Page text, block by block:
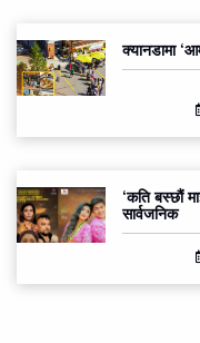
क्यानडामा
‘कति बस्छौं
सार्वजनिक